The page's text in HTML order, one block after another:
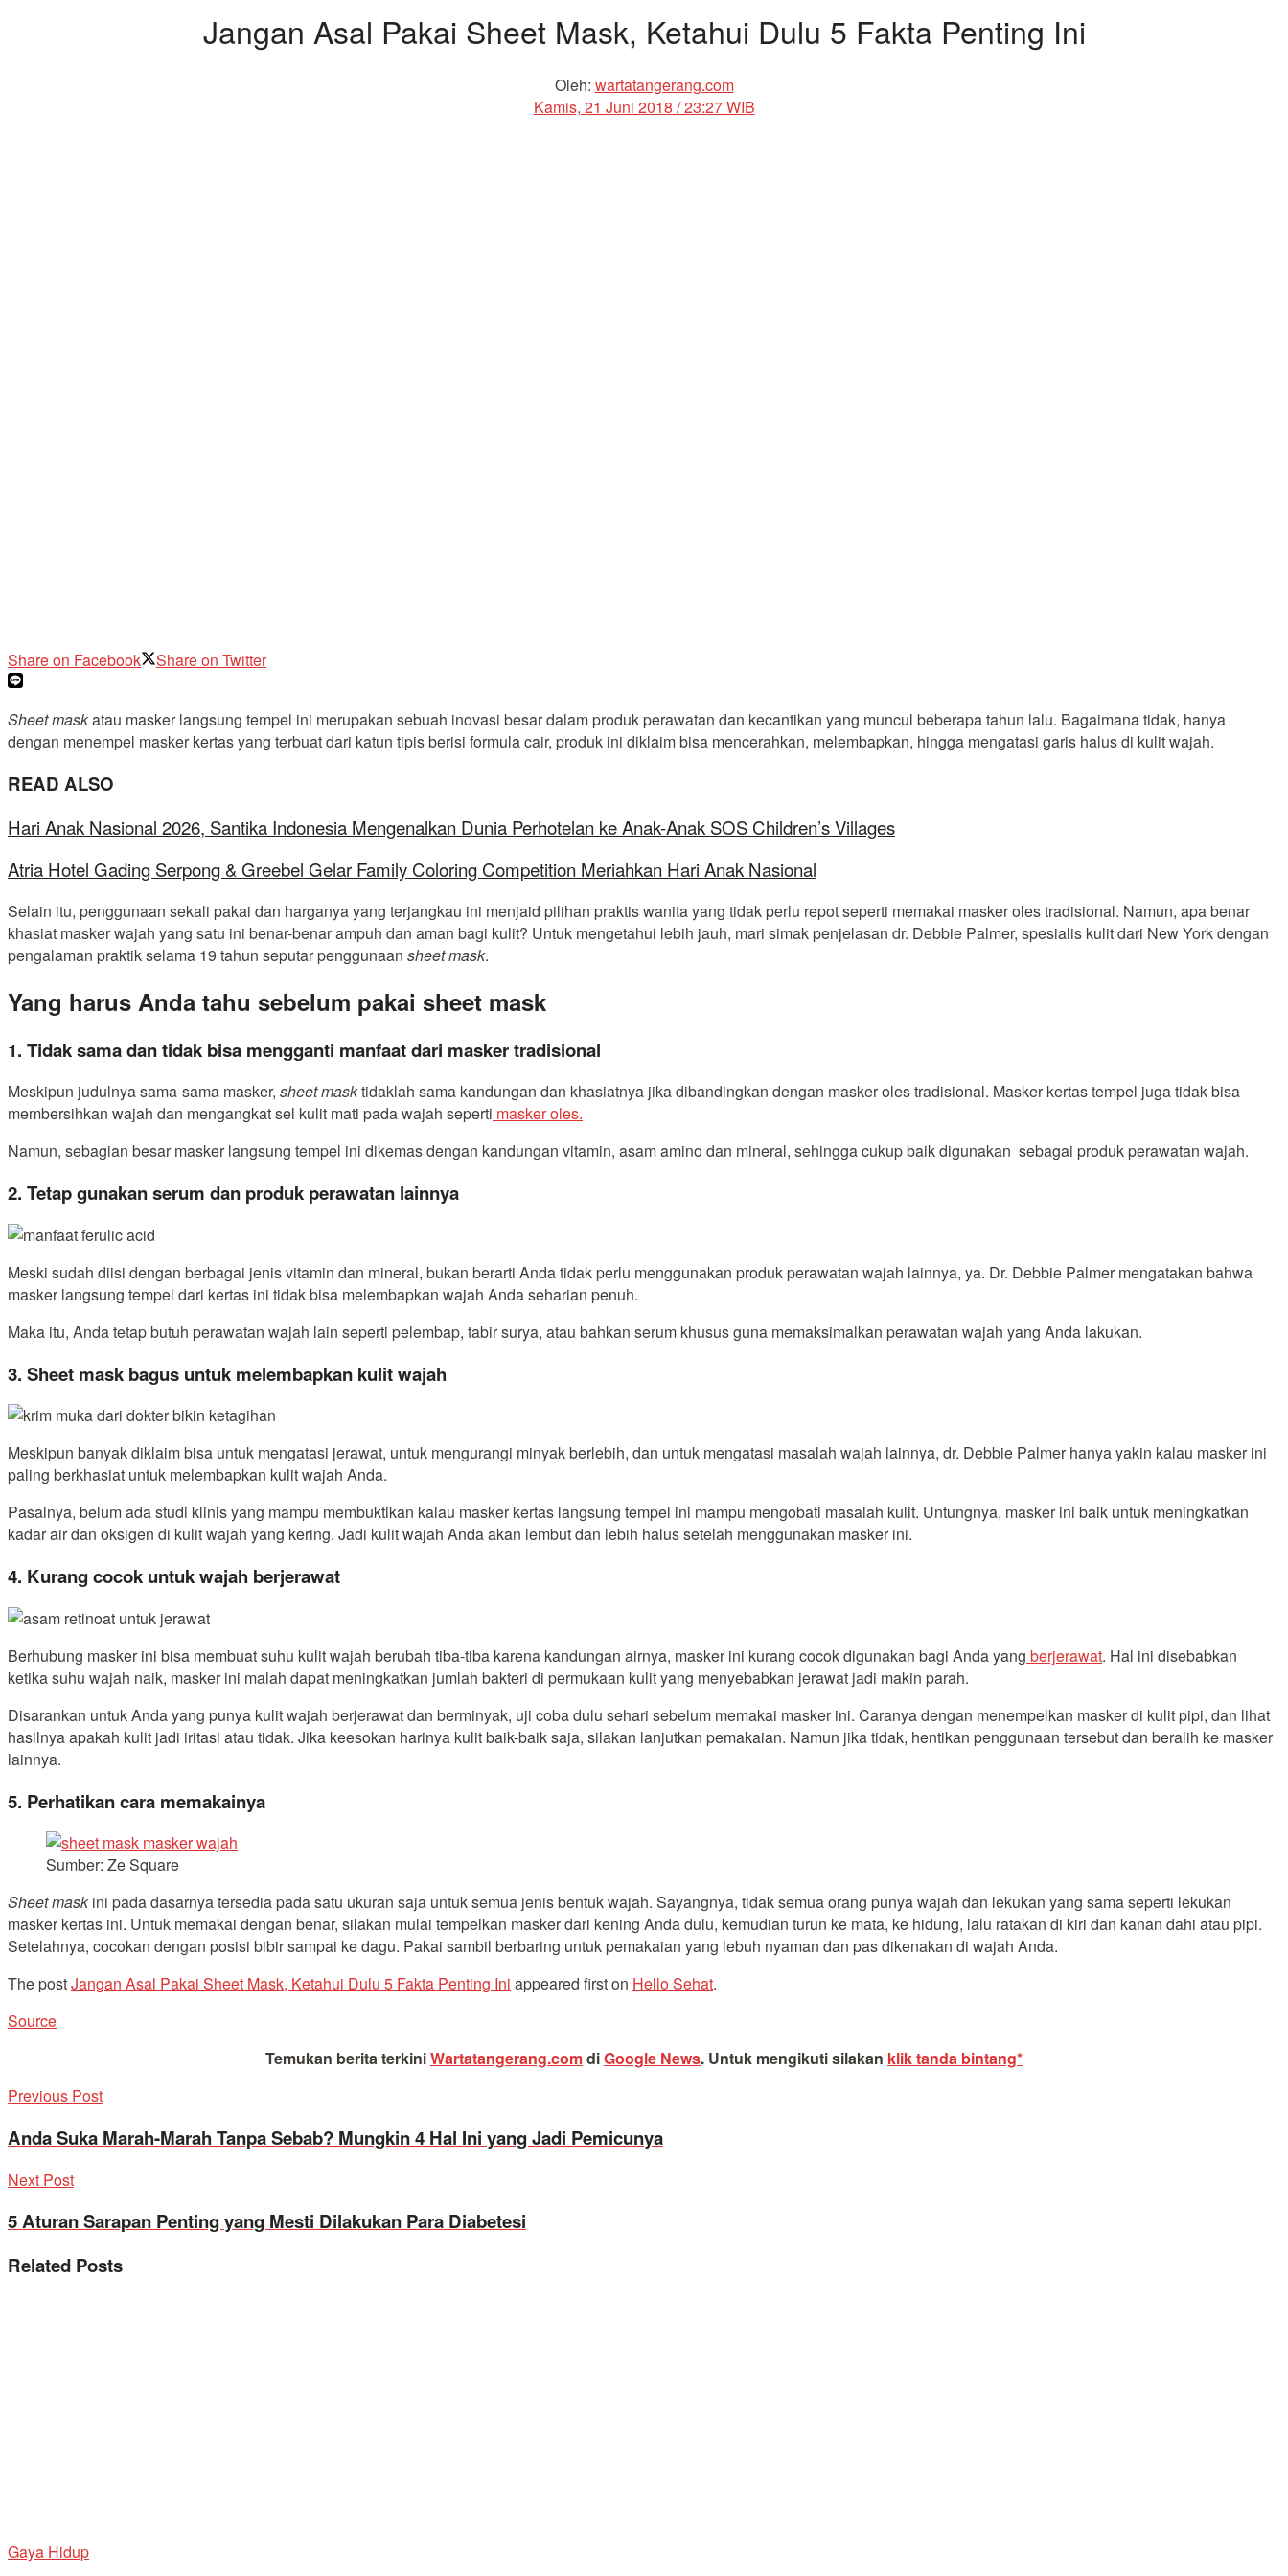
Jangan Asal Pakai Sheet Mask, Ketahui Dulu 5 Fakta Penting Ini
Oleh: wartatangerang.com
Kamis, 21 Juni 2018 / 23:27 WIB
Share on Facebook Share on Twitter
Sheet maskatau masker langsung tempel ini merupakan sebuah inovasi besar dalam produk perawatan dan kecantikan yang muncul beberapa tahun lalu. Bagaimana tidak, hanya
dengan menempel masker kertas yang terbuat dari katun tipis berisi formula cair, produk ini diklaim bisa mencerahkan, melembapkan, hingga mengatasi garis halus di kulit wajah.
READ ALSO
Hari Anak Nasional 2026, Santika Indonesia Mengenalkan Dunia Perhotelan ke Anak-Anak SOS Children’s Villages
Atria Hotel Gading Serpong & Greebel Gelar Family Coloring Competition Meriahkan Hari Anak Nasional
Selain itu, penggunaan sekali pakai dan harganya yang terjangkau ini menjaid pilihan praktis wanita yang tidak perlu repot seperti memakai masker oles tradisional. Namun, apa benar
khasiat masker wajah yang satu ini benar-benar ampuh dan aman bagi kulit? Untuk mengetahui lebih jauh, mari simak penjelasan dr. Debbie Palmer, spesialis kulit dari New York dengan
pengalaman praktik selama 19 tahun seputar penggunaan sheet mask.
Yang harus Anda tahu sebelum pakai sheet mask
1. Tidak sama dan tidak bisa mengganti manfaat dari masker tradisional
Meskipun judulnya sama-sama masker, sheet masktidaklah sama kandungan dan khasiatnya jika dibandingkan dengan masker oles tradisional. Masker kertas tempel juga tidak bisa
membersihkan wajah dan mengangkat sel kulit mati pada wajah seperti masker oles.
Namun, sebagian besar masker langsung tempel ini dikemas dengan kandungan vitamin, asam amino dan mineral, sehingga cukup baik digunakan sebagai produk perawatan wajah.
2. Tetap gunakan serum dan produk perawatan lainnya
Meski sudah diisi dengan berbagai jenis vitamin dan mineral, bukan berarti Anda tidak perlu menggunakan produk perawatan wajah lainnya, ya. Dr. Debbie Palmer mengatakan bahwa
masker langsung tempel dari kertas ini tidak bisa melembapkan wajah Anda seharian penuh.
Maka itu, Anda tetap butuh perawatan wajah lain seperti pelembap, tabir surya, atau bahkan serum khusus guna memaksimalkan perawatan wajah yang Anda lakukan.
3. Sheet mask bagus untuk melembapkan kulit wajah
Meskipun banyak diklaim bisa untuk mengatasi jerawat, untuk mengurangi minyak berlebih, dan untuk mengatasi masalah wajah lainnya, dr. Debbie Palmer hanya yakin kalau masker ini
paling berkhasiat untuk melembapkan kulit wajah Anda.
Pasalnya, belum ada studi klinis yang mampu membuktikan kalau masker kertas langsung tempel ini mampu mengobati masalah kulit. Untungnya, masker ini baik untuk meningkatkan
kadar air dan oksigen di kulit wajah yang kering. Jadi kulit wajah Anda akan lembut dan lebih halus setelah menggunakan masker ini.
4. Kurang cocok untuk wajah berjerawat
Berhubung masker ini bisa membuat suhu kulit wajah berubah tiba-tiba karena kandungan airnya, masker ini kurang cocok digunakan bagi Anda yang berjerawat. Hal ini disebabkan
ketika suhu wajah naik, masker ini malah dapat meningkatkan jumlah bakteri di permukaan kulit yang menyebabkan jerawat jadi makin parah.
Disarankan untuk Anda yang punya kulit wajah berjerawat dan berminyak, uji coba dulu sehari sebelum memakai masker ini. Caranya dengan menempelkan masker di kulit pipi, dan lihat
hasilnya apakah kulit jadi iritasi atau tidak. Jika keesokan harinya kulit baik-baik saja, silakan lanjutkan pemakaian. Namun jika tidak, hentikan penggunaan tersebut dan beralih ke masker
lainnya.
5. Perhatikan cara memakainya
Sumber: Ze Square
Sheet maskini pada dasarnya tersedia pada satu ukuran saja untuk semua jenis bentuk wajah. Sayangnya, tidak semua orang punya wajah dan lekukan yang sama seperti lekukan
masker kertas ini. Untuk memakai dengan benar, silakan mulai tempelkan masker dari kening Anda dulu, kemudian turun ke mata, ke hidung, lalu ratakan di kiri dan kanan dahi atau pipi.
Setelahnya, cocokan dengan posisi bibir sampai ke dagu. Pakai sambil berbaring untuk pemakaian yang lebuh nyaman dan pas dikenakan di wajah Anda.
The postJangan Asal Pakai Sheet Mask, Ketahui Dulu 5 Fakta Penting Ini appeared first on Hello Sehat.
Source
Temukan berita terkiniWartatangerang.comdiGoogle News. Untuk mengikuti silakan klik tanda bintang*
Previous Post
Anda Suka Marah-Marah Tanpa Sebab? Mungkin 4 Hal Ini yang Jadi Pemicunya
Next Post
5 Aturan Sarapan Penting yang Mesti Dilakukan Para Diabetesi
Related Posts
Gaya Hidup